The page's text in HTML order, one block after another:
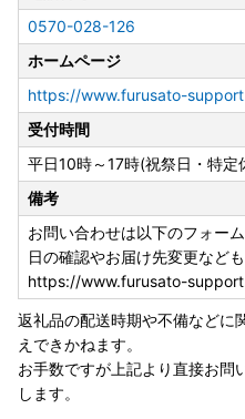
群馬県藤岡市 ワンストップ
◆電子申請
【ふるさとPASS】ワンスト
でできるサービス
https://www.furusato-
上記URLに、電子申請につい
認ください。
オンラインにて手続きがすべ
ップ申請をぜひご利用くださ
(外部サイトへ遷移します。
の方針に従います。)
0570-028-126
ホームページ
https://www.furusato-
受付時間
平日10時～17時(祝祭日・特定
備考
お問い合わせは以下のフォー
日の確認やお届け先変更など
https://www.furusato-
返礼品の配送時期や不備などに
えできかねます。
お手数ですが上記より直接お問
します。